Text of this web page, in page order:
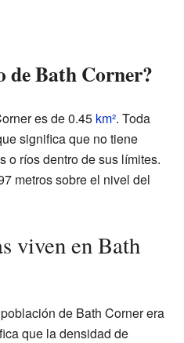
de Bath Corner?
es de 0.45 km². Toda
significa que no tiene
o ríos dentro de sus límites.
metros sobre el nivel del
viven en Bath
de Bath Corner era
que la densidad de